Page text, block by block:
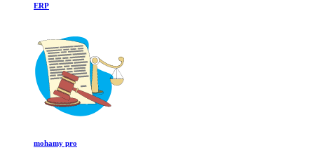
ERP
mohamy pro